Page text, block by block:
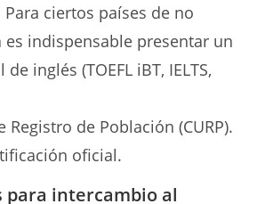
ciertos países de no
es indispensable presentar un
inglés (TOEFL iBT, IELTS,
Registro de Población (CURP).
oficial.
para intercambio al